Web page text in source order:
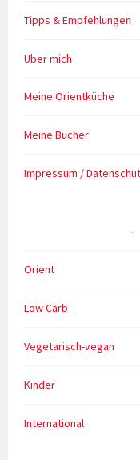
Tipps & Empfehlungen
Über mich
Meine Orientküche
Meine Bücher
Impressum /
Orient
Low Carb
Vegetarisch-vegan
Kinder
International